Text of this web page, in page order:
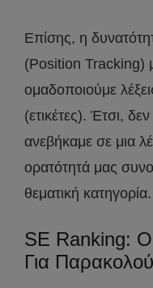
Επίσης, η
(Position Tracking)
ομαδοποιούμε
(ετικέτες). Έτσι,
ανεβήκαμε σε μια
ορατότητά μας
θεματική κατηγορία.
SE Ranking:
Για